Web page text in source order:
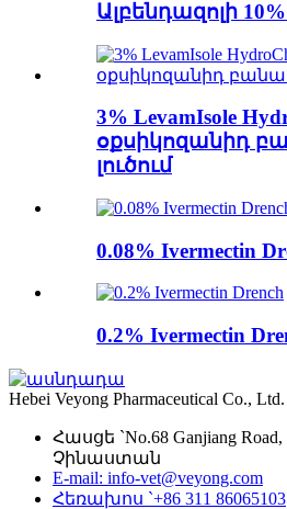
Ալբենդազոլի
3% LevamIsole
օքսիկոզանիդ
լուծում
0.08% Ivermectin
0.2% Ivermectin
Hebei Veyong Pharmaceutical Co., Ltd.
Հասցե `No.68 Ganjiang Road,
Չինաստան
E-mail: info-vet@veyong.com
Հեռախոս `+86 311 86065103